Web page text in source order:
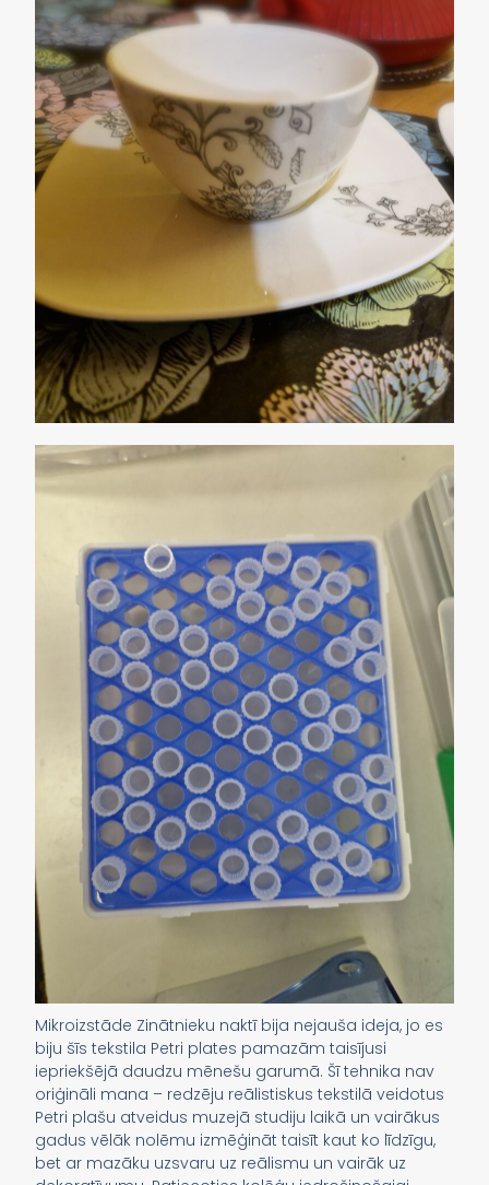
Mikroizstāde Zinātnieku naktī bija nejauša ideja, jo es
biju šīs tekstila Petri plates pamazām taisījusi
iepriekšējā daudzu mēnešu garumā. Šī tehnika nav
oriģināli mana – redzēju reālistiskus tekstilā veidotus
Petri plašu atveidus muzejā studiju laikā un vairākus
gadus vēlāk nolēmu izmēģināt taisīt kaut ko līdzīgu,
bet ar mazāku uzsvaru uz reālismu un vairāk uz